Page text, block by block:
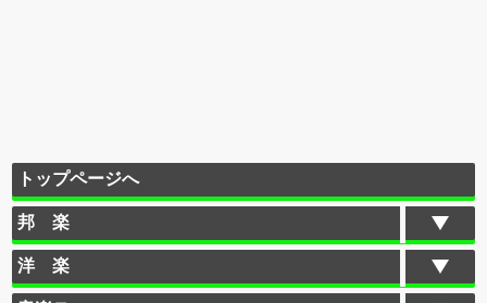
トップページへ
邦 楽
洋 楽